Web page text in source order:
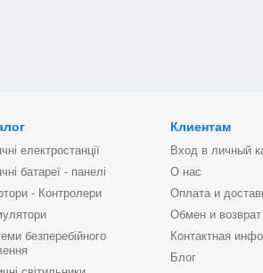
електростанції
батареї - панелі
- Контролери
безперебійного
Клиентам
Вход в личный
О нас
Оплата и
Обмен и возврат
Контактная
Блог